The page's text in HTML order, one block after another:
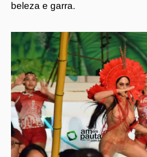
beleza e garra.